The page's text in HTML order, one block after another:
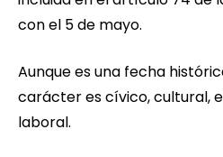
con el 5 de mayo.
Aunque es una fecha
carácter es cívico, cultural,
laboral.